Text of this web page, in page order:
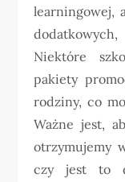
learningowej,
Niektóre
pakiety
rodziny, co
Ważne jest,
otrzymujemy
czy jest to